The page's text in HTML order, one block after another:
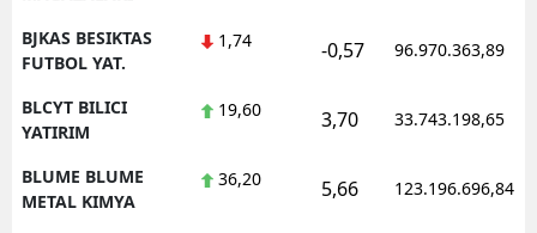
BJKAS BESIKTAS
FUTBOL YAT.
1,74 -0,57 96.970.363,89
BLCYT BILICI
YATIRIM
19,60 3,70 33.743.198,65
BLUME BLUME
METAL KIMYA
36,20 5,66 123.196.696,84